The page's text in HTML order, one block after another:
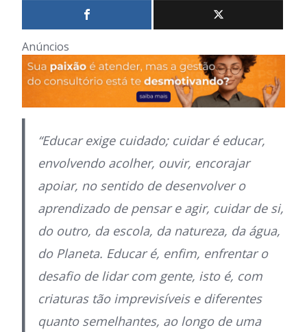
Anúncios
“Educar exige cuidado; cuidar é educar,
envolvendo acolher, ouvir, encorajar
apoiar, no sentido de desenvolver o
aprendizado de pensar e agir, cuidar de si,
do outro, da escola, da natureza, da água,
do Planeta. Educar é, enfim, enfrentar o
desafio de lidar com gente, isto é, com
criaturas tão imprevisíveis e diferentes
quanto semelhantes, ao longo de uma